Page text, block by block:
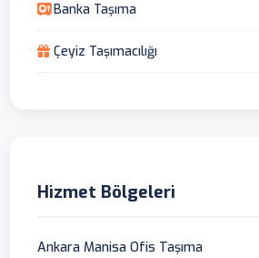
Banka Taşıma
Çeyiz Taşımacılığı
Hizmet Bölgeleri
Ankara Manisa Ofis Taşıma